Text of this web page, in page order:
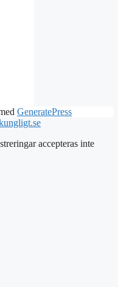
GeneratePress
accepteras inte